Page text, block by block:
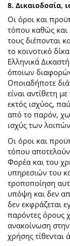
8. Δικαιοδοσία,
Οι όροι και
τόπου καθώς
τους διέπονται
το κοινοτικό
Ελληνικά
όποιων
Οποιαδήποτε
είναι αντίθετη
εκτός ισχύος,
από το παρόν,
ισχύς των
Οι όροι και
τόπου
Φορέα και του
υπηρεσιών του
τροποποίηση
υπόψη και δεν
δεν εκφράζεται
παρόντες όρους
ανακοίνωση
χρήσης τίθενται